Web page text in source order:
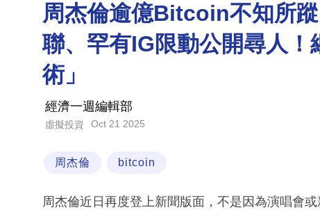
周杰倫逾億Bitcoin不知所
聯、罕有IG限動公開尋人
術」
經濟一週編輯部
虛擬投資 Oct 21 2025
周杰倫 bitcoin
周杰倫近日再度登上新聞版面，不是因為演唱會